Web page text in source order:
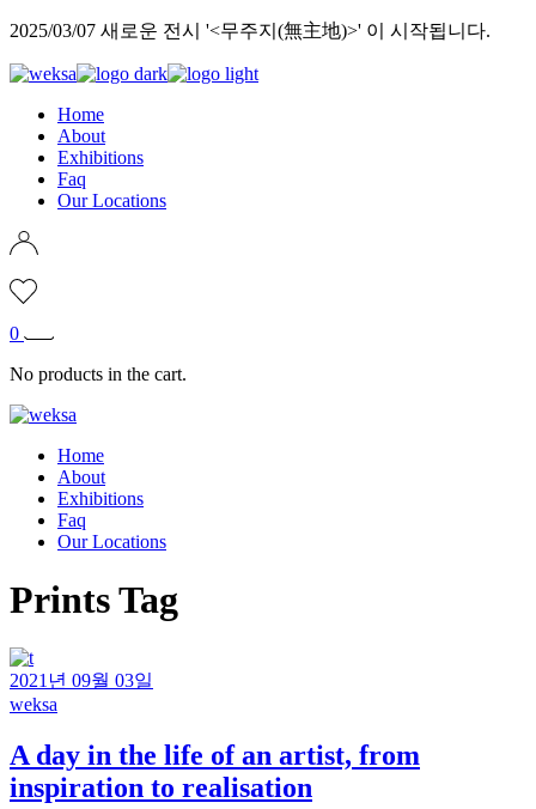
Skip
the
2025/03/07 새로운 전시 '<무주지(無主地)>' 이 시작됩니다.
Home
About
Exhibitions
Faq
Our Locations
0
No products in the cart.
Home
About
Exhibitions
Faq
Our Locations
Prints Tag
2021년 09월 03일
weksa
A day in the life of an artist, from
inspiration to realisation